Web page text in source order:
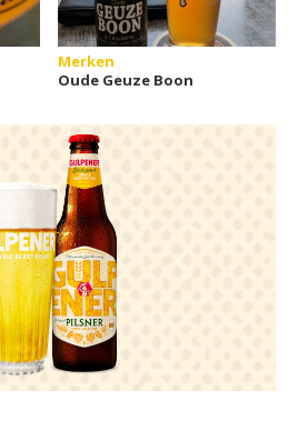
Merken
Oude Geuze Boon